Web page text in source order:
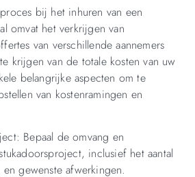
bij het inhuren van een
omvat het verkrijgen van
van verschillende aannemers
krijgen van de totale kosten van uw
belangrijke aspecten om te
van kostenramingen en
Bepaal de omvang en
inclusief het aantal
gewenste afwerkingen.